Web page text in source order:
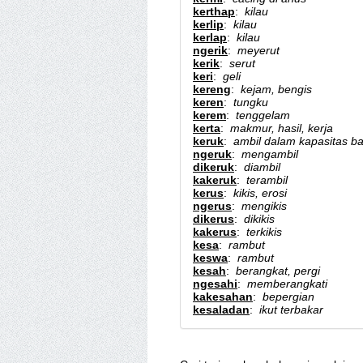
kerthap: kilau
kerlip: kilau
kerlap: kilau
ngerik: meyerut
kerik: serut
keri: geli
kereng: kejam, bengis
keren: tungku
kerem: tenggelam
kerta: makmur, hasil, kerja
keruk: ambil dalam kapasitas
ngeruk: mengambil
dikeruk: diambil
kakeruk: terambil
kerus: kikis, erosi
ngerus: mengikis
dikerus: dikikis
kakerus: terkikis
kesa: rambut
keswa: rambut
kesah: berangkat, pergi
ngesahi: memberangkati
kakesahan: bepergian
kesaladan: ikut terbakar